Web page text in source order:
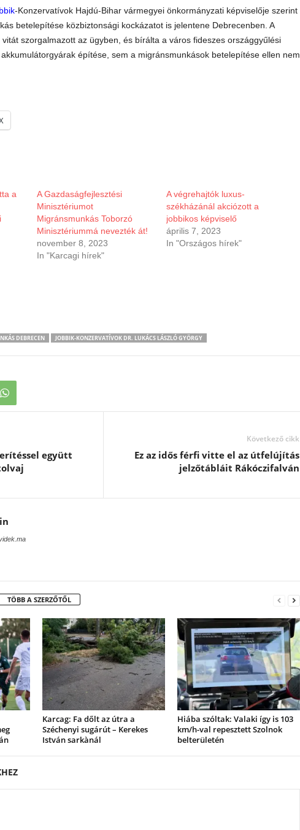
-Konzervatívok Hajdú-Bihar vármegyei önkormányzati képviselője szerint
betelepítése közbiztonsági kockázatot is jelentene Debrecenben. A
szorgalmazott az ügyben, és bírálta a város fideszes országgyűlési
építése, sem a migránsmunkások betelepítése ellen nem
a
A Gazdaságfejlesztési
Minisztériumot
Migránsmunkás Toborzó
Minisztériummá nevezték át!
november 8, 2023
In "Karcagi hírek"
A végrehajtók luxus-
székházánál akciózott a
jobbikos képviselő
április 7, 2023
In "Országos hírek"
DEBRECEN JOBBIK-KONZERVATÍVOK DR. LUKÁCS LÁSZLÓ GYÖRGY
együtt
Következő cikk
Ez az idős férfi vitte el az útfelújítás
jelzőtábláit Rákóczifalván
TÖBB A SZERZŐTŐL
Karcag: Fa dőlt az útra a
Széchenyi sugárút – Kerekes
István sarkànál
Hiába szóltak: Valaki így is 103
km/h-val repesztett Szolnok
belterületén